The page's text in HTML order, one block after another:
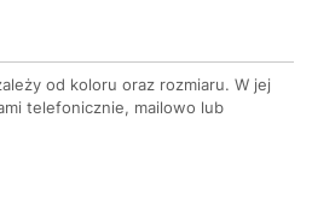
od koloru oraz rozmiaru. W jej
telefonicznie, mailowo lub